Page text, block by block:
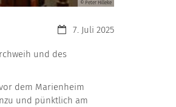
© Peter Hilleke
Datum:7. Juli 2025
und des
dem Marienheim
und pünktlich am